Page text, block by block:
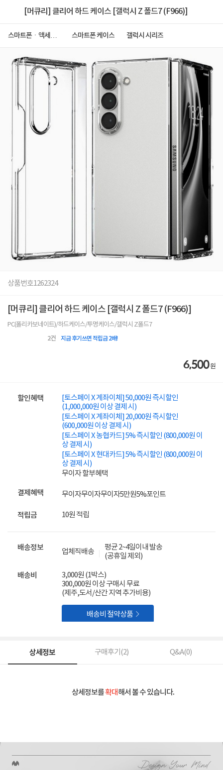
[머큐리] 클리어 하드 케이스 [갤럭시 Z 폴드7 (F966)]
스마트폰ㆍ액세서
스마트폰 케이스 갤럭시 시리즈
상품번호1262324
[머큐리] 클리어 하드 케이스 [갤럭시 Z 폴드7 (F966)]
PC(폴리카보네이트)/하드케이스/투명케이스/갤럭시 Z폴드7
2건 지금 후기쓰면 적립금 2배!
6,500원
할인혜택
[토스페이 X 계좌이체] 50,000원 즉시할인
(1,000,000원 이상 결제 시)
[토스페이 X 계좌이체] 20,000원 즉시할인
(600,000원 이상 결제 시)
[토스페이 X 농협카드] 5% 즉시할인 (800,000원 이
상 결제 시)
[토스페이 X 현대카드] 5% 즉시할인 (800,000원 이
상 결제 시)
무이자 할부혜택
결제혜택 무이자무이자무이자5만원5%포인트
적립금 10원 적립
배송정보 업체직배송
평균 2~4일이내 발송
(공휴일 제외)
배송비
3,000원 (1박스)
300,000원 이상 구매시 무료
(제주,도서/산간 지역 추가비용)
배송비 절약상품 
상세정보 구매후기(2) Q&A(0)
상세정보를확대해서 볼 수 있습니다.